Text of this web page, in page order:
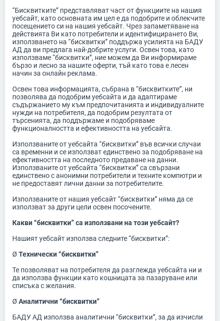
“Бисквитките” представляват част от функциите на нашия
уебсайт, като основната им цел е да подобрите и облекчите
посещението си на нашия уебсайт. Чрез запаметяване на
действията Ви като потребители и идентифицирането Ви,
използването на “бисквитки” поддържа усилията на БАДУ
АД да ви предлага най-добрите услуги. Освен това, като
използваме “бисквитки”, ние можем да Ви информираме
бързо и лесно за нашите оферти, тъй като това е лесен
начин за онлайн реклама.
Освен това информацията, събрана в “бисквитките”, ни
позволява да подобрим уебсайта и да адаптираме
съдържанието му към предпочитанията и индивидуалните
нужди на потребителя, да подобрим резултата от
търсенията, да поддържаме и подобряваме
функционалността и ефективността на уебсайта.
Използваните от уебсайта “бисквитки” във всички случаи
са временни и се използват единствено за подобряване на
ефективността на последното предаване на данни.
Използваните от уебсайта “бисквитки” са свързани
единствено с анонимни потребители и техните компютри и
не предоставят лични данни за потребителите.
Използваните от нашия уебсайт “бисквитки” няма да се
използват за други цели освен посочените.
Какви “бисквитки” са използвани на този уебсайт?
Нашият уебсайт използва следните “бисквитки”:
Ø Технически “бисквитки”
Те позволяват на потребителя да разглежда уебсайта ни и
да използва функции като кошницата за пазаруване или
списъка с желания.
Ø Аналитични “бисквитки”
БАДУ АД използва аналитични “бисквитки”, за да изчисли